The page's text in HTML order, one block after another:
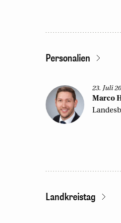
Personalien
23. Juli
Marco
Landkreistag